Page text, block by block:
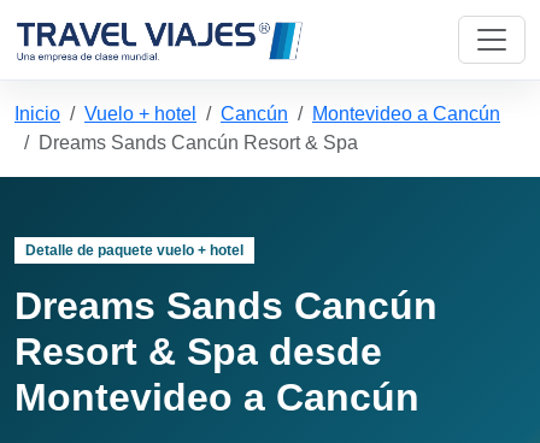
Inicio Vuelo + hotel Cancún
Montevideo a Cancún
Dreams Sands Cancún Resort & Spa
Detalle de paquete vuelo + hotel
Dreams Sands Cancún
Resort & Spa desde
Montevideo a Cancún